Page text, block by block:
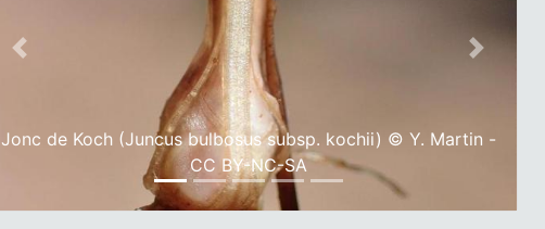
Jonc de Koch (Juncus bulbosus subsp. kochii) © Y. Martin -
CC BY-NC-SA
Previous Next